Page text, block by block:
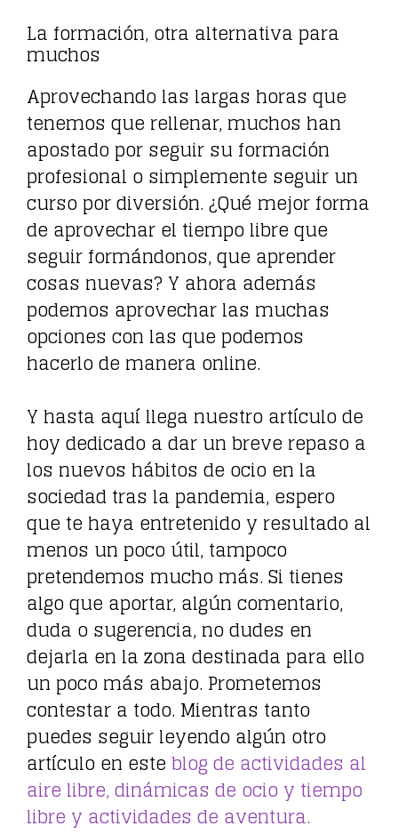
La formación, otra alternativa para
muchos
Aprovechando las largas horas que
tenemos que rellenar, muchos han
apostado por seguir su formación
profesional o simplemente seguir un
curso por diversión. ¿Qué mejor forma
de aprovechar el tiempo libre que
seguir formándonos, que aprender
cosas nuevas? Y ahora además
podemos aprovechar las muchas
opciones con las que podemos
hacerlo de manera online.
Y hasta aquí llega nuestro artículo de
hoy dedicado a dar un breve repaso a
los nuevos hábitos de ocio en la
sociedad tras la pandemia, espero
que te haya entretenido y resultado al
menos un poco útil, tampoco
pretendemos mucho más. Si tienes
algo que aportar, algún comentario,
duda o sugerencia, no dudes en
dejarla en la zona destinada para ello
un poco más abajo. Prometemos
contestar a todo. Mientras tanto
puedes seguir leyendo algún otro
artículo en esteblog de actividades al
aire libre, dinámicas de ocio y tiempo
libre y actividades de aventura.